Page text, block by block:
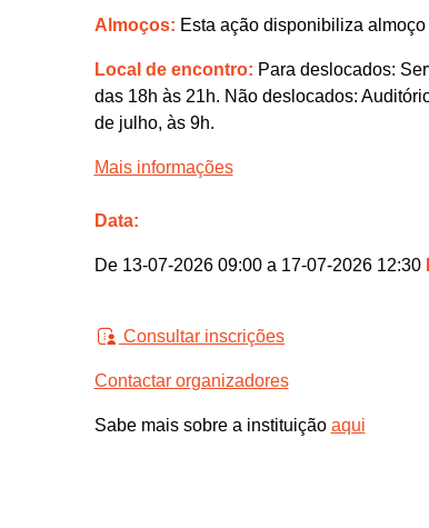
Almoços: Esta ação disponibiliza almoço
Local de encontro: Para deslocados:
das 18h às 21h. Não deslocados:
de julho, às 9h.
Mais informações
Data:
De 13-07-2026 09:00 a 17-07-2026 12:30
Consultar inscrições
Contactar organizadores
Sabe mais sobre a instituição aqui